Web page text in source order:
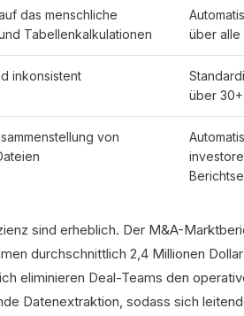
das menschliche
Tabellenkalkulationen
über alle
inkonsistent
über
von
sind erheblich. Der M&A-
durchschnittlich 2,4 Millionen
eliminieren Deal-Teams den
Datenextraktion, sodass sich